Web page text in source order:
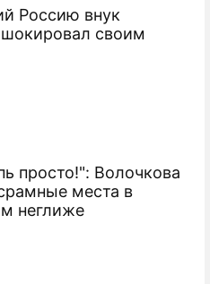
Россию внук
шокировал своим
просто!": Волочкова
места в
неглиже
погибнет любимый
построит